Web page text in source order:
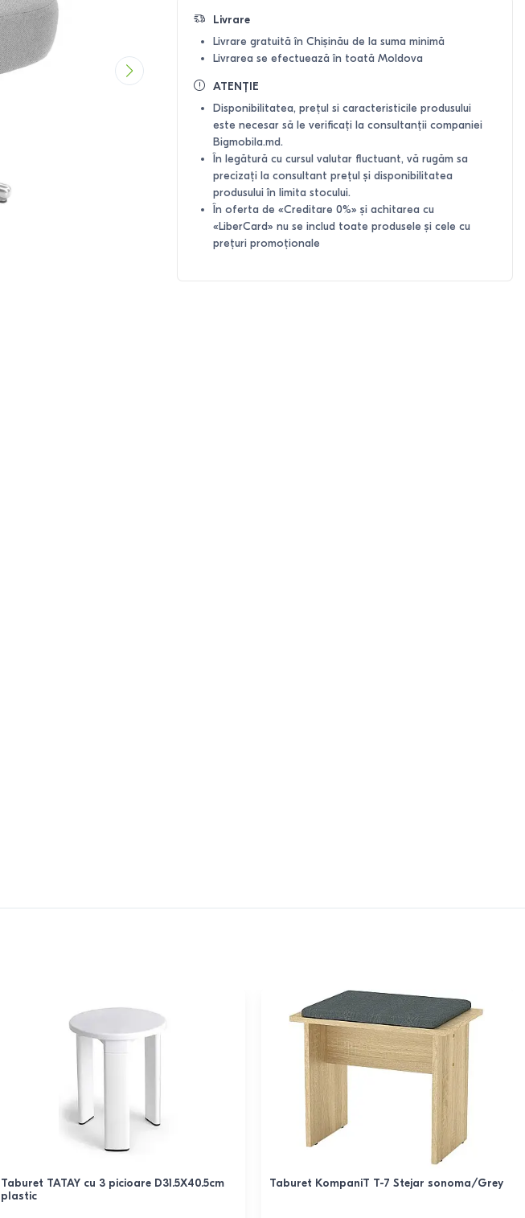
Livrare
Livrare gratuită în Chișinău de la suma minimă
Livrarea se efectuează în toată Moldova
ATENȚIE
Disponibilitatea, prețul si caracteristicile produsului
este necesar să le verificați la consultanții companiei
Bigmobila.md.
În legătură cu cursul valutar fluctuant, vă rugăm sa
precizați la consultant prețul și disponibilitatea
produsului în limita stocului.
În oferta de «Creditare 0%» și achitarea cu
«LiberCard» nu se includ toate produsele și cele cu
prețuri promoționale
Taburet TATAY cu 3 picioare D31.5X40.5cm
plastic
Taburet KompaniT T-7 Stejar sonoma/Grey